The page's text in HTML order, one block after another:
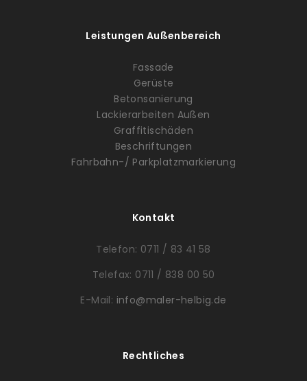
Leistungen Außenbereich
Fassade
Gerüste
Betonsanierung
Lackierarbeiten Außen
Graffitischäden
Beschriftungen
Fahrbahn-/ Parkplatzmarkierung
Kontakt
Telefon: 0711 / 83 41 58
Telefax: 0711 / 838 00 50
E-Mail: info@maler-helbig.de
Rechtliches